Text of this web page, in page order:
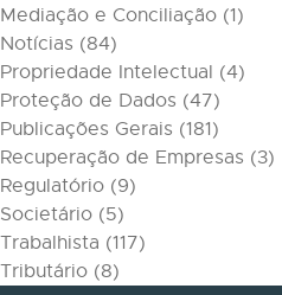
Mediação e Conciliação (1)
Notícias (84)
Propriedade Intelectual (4)
Proteção de Dados (47)
Publicações Gerais (181)
Recuperação de Empresas (3)
Regulatório (9)
Societário (5)
Trabalhista (117)
Tributário (8)